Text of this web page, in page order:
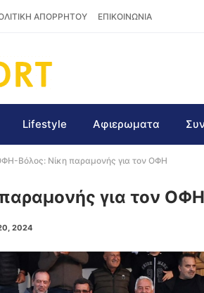
ΑΠΟΡΡΗΤΟΥ ΕΠΙΚΟΙΝΩΝΙΑ
Lifestyle Αφιερωματα
Βόλος: Νίκη παραμονής για τον ΟΦΗ
για τον ΟΦΗ
2024